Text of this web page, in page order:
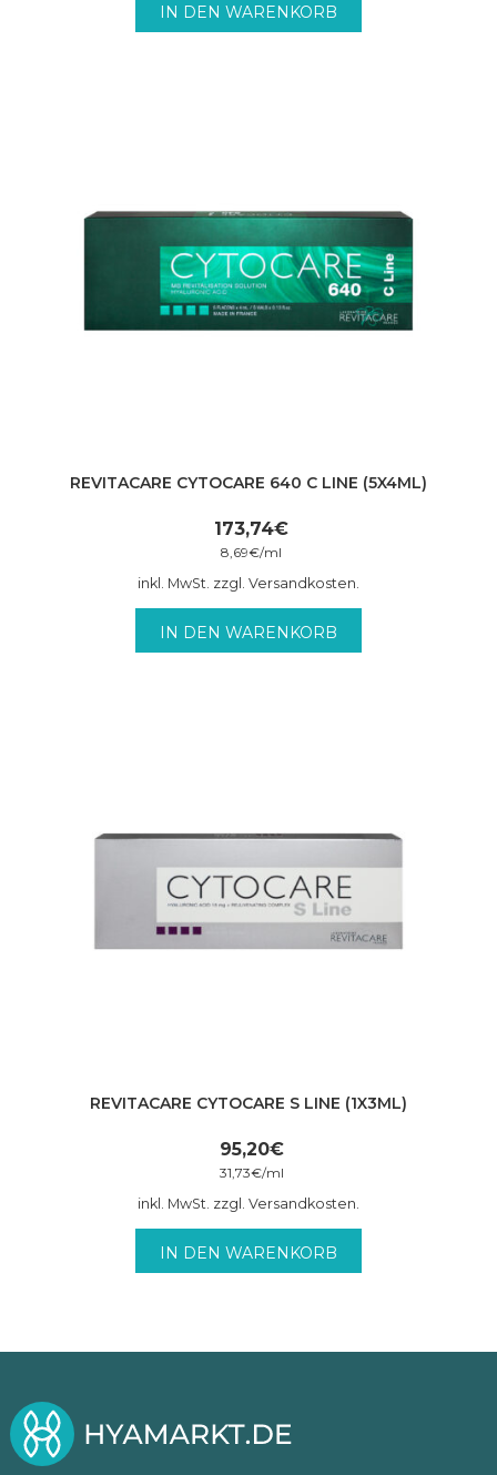
IN DEN WARENKORB
REVITACARE CYTOCARE 640 C LINE (5X4ML)
173,74€
8,69€/ml
inkl. MwSt. zzgl. Versandkosten.
IN DEN WARENKORB
REVITACARE CYTOCARE S LINE (1X3ML)
95,20€
31,73€/ml
inkl. MwSt. zzgl. Versandkosten.
IN DEN WARENKORB